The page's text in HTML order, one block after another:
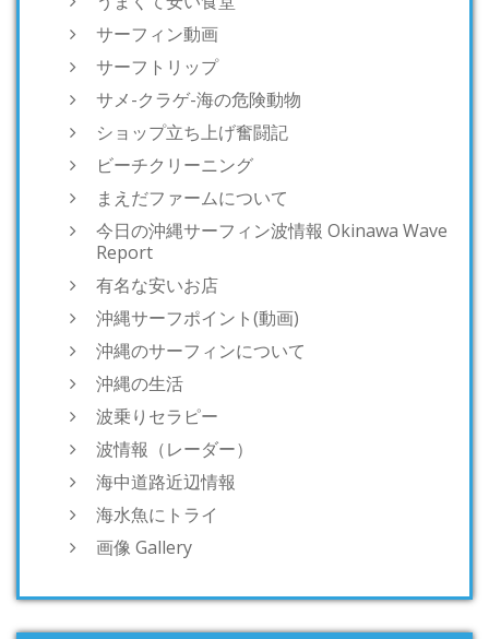
サーフィン動画
サーフトリップ
サメ-クラゲ-海の危険動物
ショップ立ち上げ奮闘記
ビーチクリーニング
まえだファームについて
今日の沖縄サーフィン波情報 Okinawa Wave
Report
有名な安いお店
沖縄サーフポイント(動画)
沖縄のサーフィンについて
沖縄の生活
波乗りセラピー
波情報（レーダー）
海中道路近辺情報
海水魚にトライ
画像 Gallery